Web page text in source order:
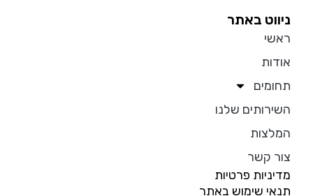
ניווט באתר
ראשי
אודות
תחומים
השירותים שלנו
המלצות
צור קשר
מדיניות פרטיות
תנאי שימוש באתר